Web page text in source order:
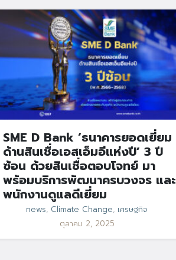
SME D Bank ‘ธนาคารยอดเยี่ยม
ด้านสินเชื่อเอสเอ็มอีแห่งปี’ 3 ปี
ซ้อน ด้วยสินเชื่อตอบโจทย์ มา
พร้อมบริการพัฒนาครบวงจร และ
พนักงานดูแลดีเยี่ยม
news, Climate Change, เศรษฐกิจ
ตุลาคม 2, 2025